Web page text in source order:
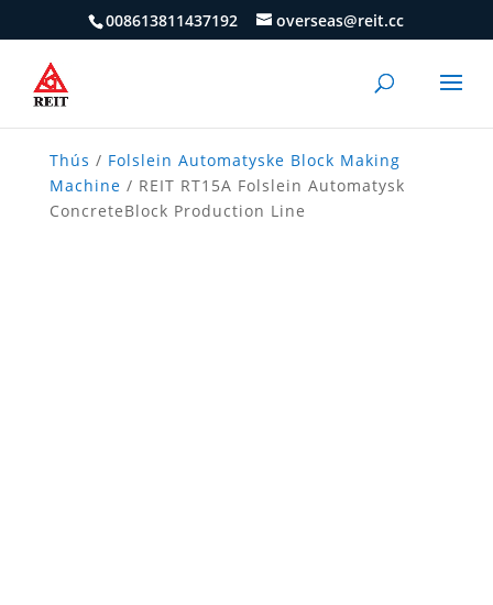
008613811437192 overseas@reit.cc
Thús / Folslein Automatyske Block Making
Machine / REIT RT15A Folslein Automatysk
ConcreteBlock Production Line